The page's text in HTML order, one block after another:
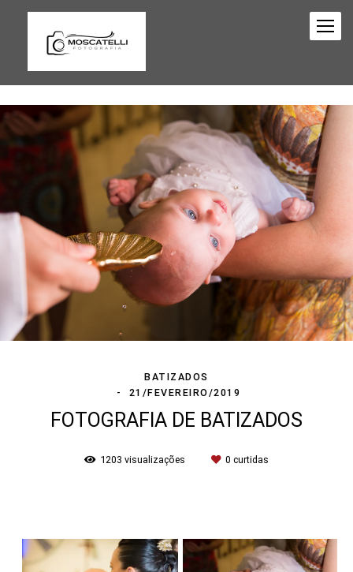
BATIZADOS
21/FEVEREIRO/2019
FOTOGRAFIA DE BATIZADOS
1203 visualizações 0 curtidas